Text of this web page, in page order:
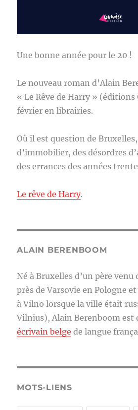
Une bonne année pour le 20 !
Le nouveau roman d’Alain
« Le Rêve de Harry » (éditions
février en librairies.
Où il est question de
d’immobilier, des désordres
des errances des années
Le rêve de Harry.
ALAIN BERENBOOM
Né à Bruxelles d’un père venu
près de Varsovie en Pologne
à Vilno lorsque la ville était
Vilnius), Alain Berenboom est
écrivain belge de langue
MOTS-LIENS